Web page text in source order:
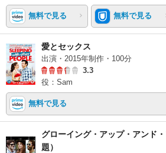
無料で見る 無料で見る
愛とセックス
出演・2015年制作・100分
3.3
役：Sam
無料で見る
グローイング・アップ・アンド
題）